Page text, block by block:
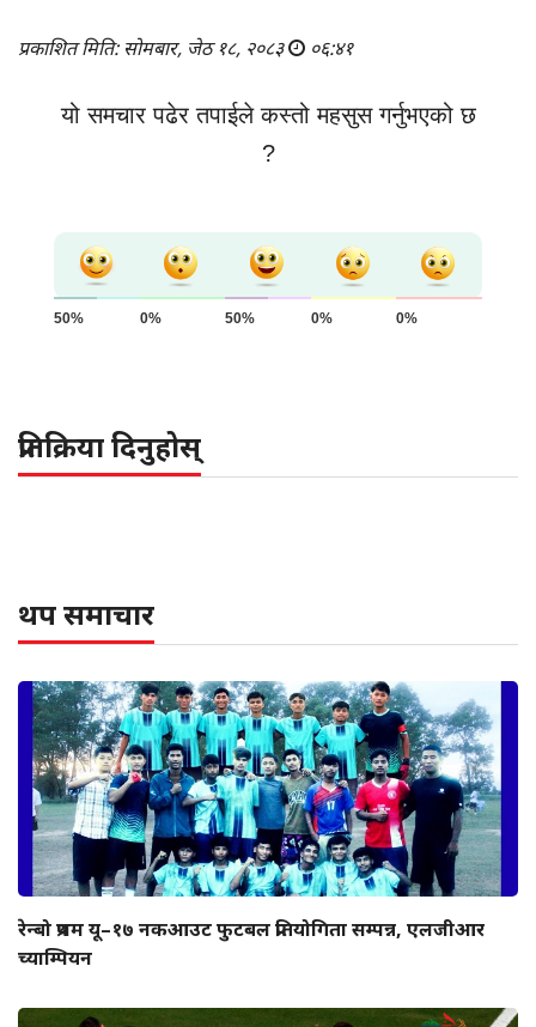
प्रकाशित मिति: सोमबार, जेठ १८, २०८३ ०६:४१
यो समचार पढेर तपाईले कस्तो महसुस गर्नुभएको छ
?
50% 0% 50% 0% 0%
प्रतिक्रिया दिनुहोस्
थप समाचार
रेन्बो प्रथम यू–१७ नकआउट फुटबल प्रतियोगिता सम्पन्न, एलजीआर
च्याम्पियन